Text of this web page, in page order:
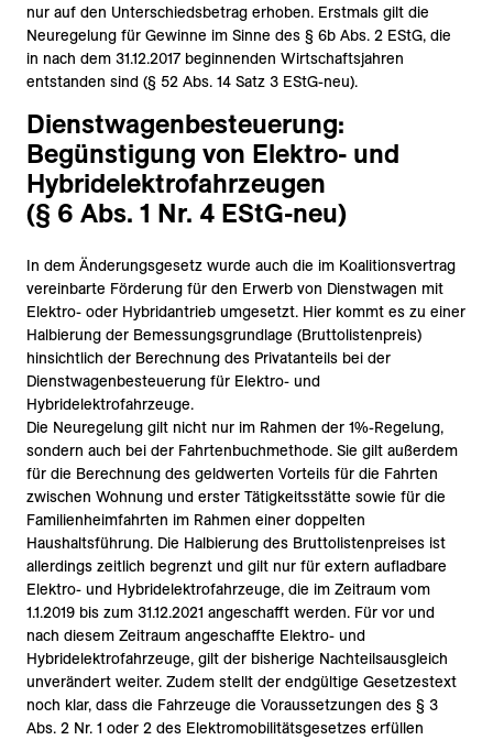
nur auf den Unterschiedsbetrag erhoben. Erstmals gilt die
Neuregelung für Gewinne im Sinne des § 6b Abs. 2 EStG, die
in nach dem 31.12.2017 beginnenden Wirtschaftsjahren
entstanden sind (§ 52 Abs. 14 Satz 3 EStG-neu).
Dienstwagenbesteuerung:
Begünstigung von Elektro- und
Hybridelektrofahrzeugen
(§ 6 Abs. 1 Nr. 4 EStG-neu)
In dem Änderungsgesetz wurde auch die im Koalitionsvertrag
vereinbarte Förderung für den Erwerb von Dienstwagen mit
Elektro- oder Hybridantrieb umgesetzt. Hier kommt es zu einer
Halbierung der Bemessungsgrundlage (Bruttolistenpreis)
hinsichtlich der Berechnung des Privatanteils bei der
Dienstwagenbesteuerung für Elektro- und
Hybridelektrofahrzeuge.
Die Neuregelung gilt nicht nur im Rahmen der 1%-Regelung,
sondern auch bei der Fahrtenbuchmethode. Sie gilt außerdem
für die Berechnung des geldwerten Vorteils für die Fahrten
zwischen Wohnung und erster Tätigkeitsstätte sowie für die
Familienheimfahrten im Rahmen einer doppelten
Haushaltsführung. Die Halbierung des Bruttolistenpreises ist
allerdings zeitlich begrenzt und gilt nur für extern aufladbare
Elektro- und Hybridelektrofahrzeuge, die im Zeitraum vom
1.1.2019 bis zum 31.12.2021 angeschafft werden. Für vor und
nach diesem Zeitraum angeschaffte Elektro- und
Hybridelektrofahrzeuge, gilt der bisherige Nachteilsausgleich
unverändert weiter. Zudem stellt der endgültige Gesetzestext
noch klar, dass die Fahrzeuge die Voraussetzungen des § 3
Abs. 2 Nr. 1 oder 2 des Elektromobilitätsgesetzes erfüllen